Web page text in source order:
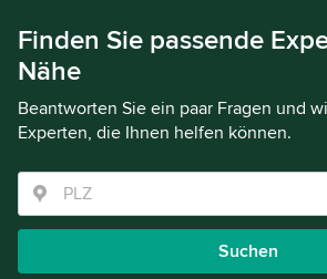
Finden Sie passende
Nähe
Beantworten Sie ein paar Fragen und
Experten, die Ihnen helfen können.
Suchen